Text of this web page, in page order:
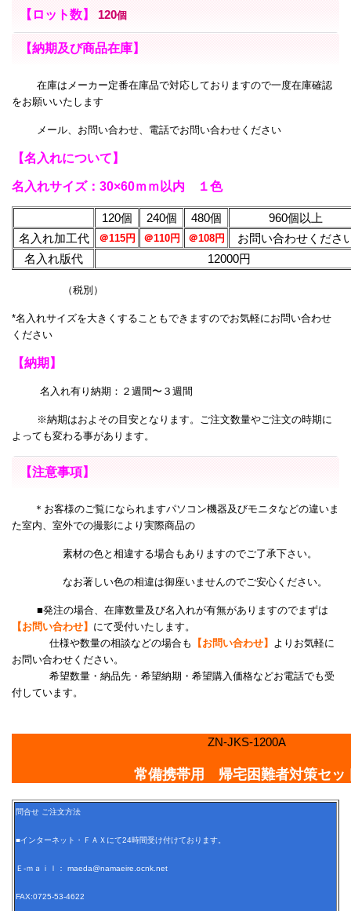
【ロット数】 120個
【納期及び商品在庫】
在庫はメーカー定番在庫品で対応しておりますので一度在庫確認
をお願いいたします
メール、お問い合わせ、電話でお問い合わせください
【名入れについて】
名入れサイズ：30×60ｍｍ以内 １色
120個 240個 480個
960個以上
名入れ加工代
＠115円 ＠110円 ＠108円
お問い合わせくださ
名入れ版代
12000円
（税別）
*名入れサイズを大きくすることもできますのでお気軽にお問い合わせ
ください
【納期】
名入れ有り納期：２週間〜３週間
※納期はおよその目安となります。ご注文数量やご注文の時期に
よっても変わる事があります。
【注意事項】
＊お客様のご覧になられますパソコン機器及びモニタなどの違いま
た室内、室外での撮影により 実際商品の
素材の色と相違する場合もありますのでご了承下さい。
なお著しい色の相違は御座いませんのでご安心ください。
■発注の場合、在庫数量及び名入れが有無がありますのでまずは
【お問い合わせ】 にて受付いたします。
仕様や数量の相談などの場合も
【お問い合わせ】
よりお気軽に
お問い合わせください。
希望数量・納品先・希望納期・希望購入価格などお電話でも受
付しています。
ZN-JKS-1200A
常備携帯用 帰宅困難者対策セッ
問合せ ご注文方法
■インターネット・ＦＡＸにて24時間受け付けております。
Ｅ-ｍａｉｌ： maeda@namaeire.ocnk.net
FAX:0725-53-4622